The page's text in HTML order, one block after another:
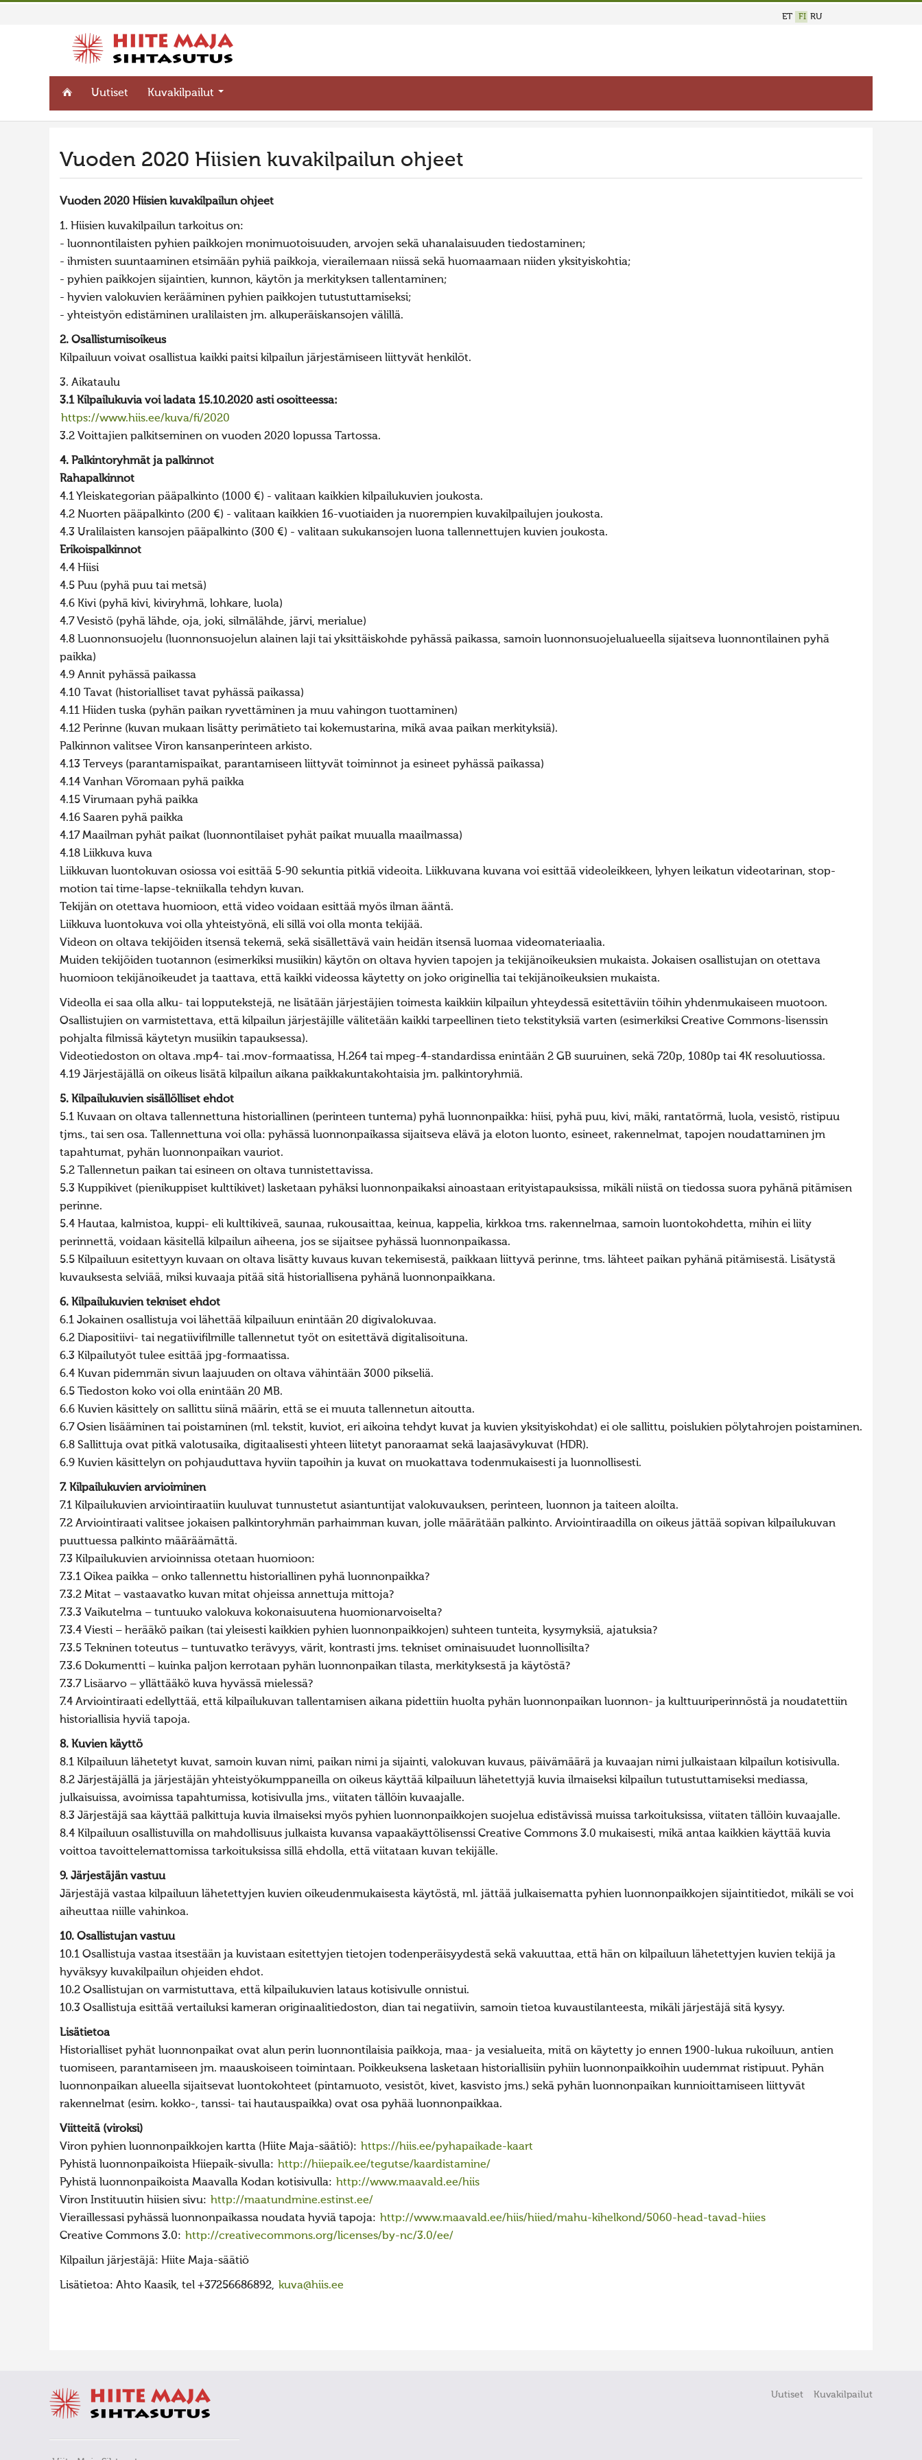
ET FI RU
Uutiset Kuvakilpailut
Vuoden 2020 Hiisien kuvakilpailun ohjeet
Vuoden 2020 Hiisien kuvakilpailun ohjeet
1. Hiisien kuvakilpailun tarkoitus on:
- luonnontilaisten pyhien paikkojen monimuotoisuuden, arvojen sekä uhanalaisuuden tiedostaminen;
- ihmisten suuntaaminen etsimään pyhiä paikkoja, vierailemaan niissä sekä huomaamaan niiden yksityiskohtia;
- pyhien paikkojen sijaintien, kunnon, käytön ja merkityksen tallentaminen;
- hyvien valokuvien kerääminen pyhien paikkojen tutustuttamiseksi;
- yhteistyön edistäminen uralilaisten jm. alkuperäiskansojen välillä.
2. Osallistumisoikeus
Kilpailuun voivat osallistua kaikki paitsi kilpailun järjestämiseen liittyvät henkilöt.
3. Aikataulu
3.1 Kilpailukuvia voi ladata 15.10.2020 asti osoitteessa:
https://www.hiis.ee/kuva/fi/2020
3.2 Voittajien palkitseminen on vuoden 2020 lopussa Tartossa.
4. Palkintoryhmät ja palkinnot
Rahapalkinnot
4.1 Yleiskategorian pääpalkinto (1000 €) - valitaan kaikkien kilpailukuvien joukosta.
4.2 Nuorten pääpalkinto (200 €) - valitaan kaikkien 16-vuotiaiden ja nuorempien kuvakilpailujen joukosta.
4.3 Uralilaisten kansojen pääpalkinto (300 €) - valitaan sukukansojen luona tallennettujen kuvien joukosta.
Erikoispalkinnot
4.4 Hiisi
4.5 Puu (pyhä puu tai metsä)
4.6 Kivi (pyhä kivi, kiviryhmä, lohkare, luola)
4.7 Vesistö (pyhä lähde, oja, joki, silmälähde, järvi, merialue)
4.8 Luonnonsuojelu (luonnonsuojelun alainen laji tai yksittäiskohde pyhässä paikassa, samoin luonnonsuojelualueella sijaitseva luonnontilainen pyhä
paikka)
4.9 Annit pyhässä paikassa
4.10 Tavat (historialliset tavat pyhässä paikassa)
4.11 Hiiden tuska (pyhän paikan ryvettäminen ja muu vahingon tuottaminen)
4.12 Perinne (kuvan mukaan lisätty perimätieto tai kokemustarina, mikä avaa paikan merkityksiä).
Palkinnon valitsee Viron kansanperinteen arkisto.
4.13 Terveys (parantamispaikat, parantamiseen liittyvät toiminnot ja esineet pyhässä paikassa)
4.14 Vanhan Võromaan pyhä paikka
4.15 Virumaan pyhä paikka
4.16 Saaren pyhä paikka
4.17 Maailman pyhät paikat (luonnontilaiset pyhät paikat muualla maailmassa)
4.18 Liikkuva kuva
Liikkuvan luontokuvan osiossa voi esittää 5-90 sekuntia pitkiä videoita. Liikkuvana kuvana voi esittää videoleikkeen, lyhyen leikatun videotarinan, stop-
motion tai time-lapse-tekniikalla tehdyn kuvan.
Tekijän on otettava huomioon, että video voidaan esittää myös ilman ääntä.
Liikkuva luontokuva voi olla yhteistyönä, eli sillä voi olla monta tekijää.
Videon on oltava tekijöiden itsensä tekemä, sekä sisällettävä vain heidän itsensä luomaa videomateriaalia.
Muiden tekijöiden tuotannon (esimerkiksi musiikin) käytön on oltava hyvien tapojen ja tekijänoikeuksien mukaista. Jokaisen osallistujan on otettava
huomioon tekijänoikeudet ja taattava, että kaikki videossa käytetty on joko originellia tai tekijänoikeuksien mukaista.
Videolla ei saa olla alku- tai lopputekstejä, ne lisätään järjestäjien toimesta kaikkiin kilpailun yhteydessä esitettäviin töihin yhdenmukaiseen muotoon.
Osallistujien on varmistettava, että kilpailun järjestäjille välitetään kaikki tarpeellinen tieto tekstityksiä varten (esimerkiksi Creative Commons-lisenssin
pohjalta filmissä käytetyn musiikin tapauksessa).
Videotiedoston on oltava .mp4- tai .mov-formaatissa, H.264 tai mpeg-4-standardissa enintään 2 GB suuruinen, sekä 720p, 1080p tai 4K resoluutiossa.
4.19 Järjestäjällä on oikeus lisätä kilpailun aikana paikkakuntakohtaisia jm. palkintoryhmiä.
5. Kilpailukuvien sisällölliset ehdot
5.1 Kuvaan on oltava tallennettuna historiallinen (perinteen tuntema) pyhä luonnonpaikka: hiisi, pyhä puu, kivi, mäki, rantatörmä, luola, vesistö, ristipuu
tjms., tai sen osa. Tallennettuna voi olla: pyhässä luonnonpaikassa sijaitseva elävä ja eloton luonto, esineet, rakennelmat, tapojen noudattaminen jm
tapahtumat, pyhän luonnonpaikan vauriot.
5.2 Tallennetun paikan tai esineen on oltava tunnistettavissa.
5.3 Kuppikivet (pienikuppiset kulttikivet) lasketaan pyhäksi luonnonpaikaksi ainoastaan erityistapauksissa, mikäli niistä on tiedossa suora pyhänä pitämisen
perinne.
5.4 Hautaa, kalmistoa, kuppi- eli kulttikiveä, saunaa, rukousaittaa, keinua, kappelia, kirkkoa tms. rakennelmaa, samoin luontokohdetta, mihin ei liity
perinnettä, voidaan käsitellä kilpailun aiheena, jos se sijaitsee pyhässä luonnonpaikassa.
5.5 Kilpailuun esitettyyn kuvaan on oltava lisätty kuvaus kuvan tekemisestä, paikkaan liittyvä perinne, tms. lähteet paikan pyhänä pitämisestä. Lisätystä
kuvauksesta selviää, miksi kuvaaja pitää sitä historiallisena pyhänä luonnonpaikkana.
6. Kilpailukuvien tekniset ehdot
6.1 Jokainen osallistuja voi lähettää kilpailuun enintään 20 digivalokuvaa.
6.2 Diapositiivi- tai negatiivifilmille tallennetut työt on esitettävä digitalisoituna.
6.3 Kilpailutyöt tulee esittää jpg-formaatissa.
6.4 Kuvan pidemmän sivun laajuuden on oltava vähintään 3000 pikseliä.
6.5 Tiedoston koko voi olla enintään 20 MB.
6.6 Kuvien käsittely on sallittu siinä määrin, että se ei muuta tallennetun aitoutta.
6.7 Osien lisääminen tai poistaminen (ml. tekstit, kuviot, eri aikoina tehdyt kuvat ja kuvien yksityiskohdat) ei ole sallittu, poislukien pölytahrojen poistaminen.
6.8 Sallittuja ovat pitkä valotusaika, digitaalisesti yhteen liitetyt panoraamat sekä laajasävykuvat (HDR).
6.9 Kuvien käsittelyn on pohjauduttava hyviin tapoihin ja kuvat on muokattava todenmukaisesti ja luonnollisesti.
7. Kilpailukuvien arvioiminen
7.1 Kilpailukuvien arviointiraatiin kuuluvat tunnustetut asiantuntijat valokuvauksen, perinteen, luonnon ja taiteen aloilta.
7.2 Arviointiraati valitsee jokaisen palkintoryhmän parhaimman kuvan, jolle määrätään palkinto. Arviointiraadilla on oikeus jättää sopivan kilpailukuvan
puuttuessa palkinto määräämättä.
7.3 Kilpailukuvien arvioinnissa otetaan huomioon:
7.3.1 Oikea paikka – onko tallennettu historiallinen pyhä luonnonpaikka?
7.3.2 Mitat – vastaavatko kuvan mitat ohjeissa annettuja mittoja?
7.3.3 Vaikutelma – tuntuuko valokuva kokonaisuutena huomionarvoiselta?
7.3.4 Viesti – herääkö paikan (tai yleisesti kaikkien pyhien luonnonpaikkojen) suhteen tunteita, kysymyksiä, ajatuksia?
7.3.5 Tekninen toteutus – tuntuvatko terävyys, värit, kontrasti jms. tekniset ominaisuudet luonnollisilta?
7.3.6 Dokumentti – kuinka paljon kerrotaan pyhän luonnonpaikan tilasta, merkityksestä ja käytöstä?
7.3.7 Lisäarvo – yllättääkö kuva hyvässä mielessä?
7.4 Arviointiraati edellyttää, että kilpailukuvan tallentamisen aikana pidettiin huolta pyhän luonnonpaikan luonnon- ja kulttuuriperinnöstä ja noudatettiin
historiallisia hyviä tapoja.
8. Kuvien käyttö
8.1 Kilpailuun lähetetyt kuvat, samoin kuvan nimi, paikan nimi ja sijainti, valokuvan kuvaus, päivämäärä ja kuvaajan nimi julkaistaan kilpailun kotisivulla.
8.2 Järjestäjällä ja järjestäjän yhteistyökumppaneilla on oikeus käyttää kilpailuun lähetettyjä kuvia ilmaiseksi kilpailun tutustuttamiseksi mediassa,
julkaisuissa, avoimissa tapahtumissa, kotisivulla jms., viitaten tällöin kuvaajalle.
8.3 Järjestäjä saa käyttää palkittuja kuvia ilmaiseksi myös pyhien luonnonpaikkojen suojelua edistävissä muissa tarkoituksissa, viitaten tällöin kuvaajalle.
8.4 Kilpailuun osallistuvilla on mahdollisuus julkaista kuvansa vapaakäyttölisenssi Creative Commons 3.0 mukaisesti, mikä antaa kaikkien käyttää kuvia
voittoa tavoittelemattomissa tarkoituksissa sillä ehdolla, että viitataan kuvan tekijälle.
9. Järjestäjän vastuu
Järjestäjä vastaa kilpailuun lähetettyjen kuvien oikeudenmukaisesta käytöstä, ml. jättää julkaisematta pyhien luonnonpaikkojen sijaintitiedot, mikäli se voi
aiheuttaa niille vahinkoa.
10. Osallistujan vastuu
10.1 Osallistuja vastaa itsestään ja kuvistaan esitettyjen tietojen todenperäisyydestä sekä vakuuttaa, että hän on kilpailuun lähetettyjen kuvien tekijä ja
hyväksyy kuvakilpailun ohjeiden ehdot.
10.2 Osallistujan on varmistuttava, että kilpailukuvien lataus kotisivulle onnistui.
10.3 Osallistuja esittää vertailuksi kameran originaalitiedoston, dian tai negatiivin, samoin tietoa kuvaustilanteesta, mikäli järjestäjä sitä kysyy.
Lisätietoa
Historialliset pyhät luonnonpaikat ovat alun perin luonnontilaisia paikkoja, maa- ja vesialueita, mitä on käytetty jo ennen 1900-lukua rukoiluun, antien
tuomiseen, parantamiseen jm. maauskoiseen toimintaan. Poikkeuksena lasketaan historiallisiin pyhiin luonnonpaikkoihin uudemmat ristipuut. Pyhän
luonnonpaikan alueella sijaitsevat luontokohteet (pintamuoto, vesistöt, kivet, kasvisto jms.) sekä pyhän luonnonpaikan kunnioittamiseen liittyvät
rakennelmat (esim. kokko-, tanssi- tai hautauspaikka) ovat osa pyhää luonnonpaikkaa.
Viitteitä (viroksi)
Viron pyhien luonnonpaikkojen kartta (Hiite Maja-säätiö): https://hiis.ee/pyhapaikade-kaart
Pyhistä luonnonpaikoista Hiiepaik-sivulla: http://hiiepaik.ee/tegutse/kaardistamine/
Pyhistä luonnonpaikoista Maavalla Kodan kotisivulla: http://www.maavald.ee/hiis
Viron Instituutin hiisien sivu: http://maatundmine.estinst.ee/
Vieraillessasi pyhässä luonnonpaikassa noudata hyviä tapoja: http://www.maavald.ee/hiis/hiied/mahu-kihelkond/5060-head-tavad-hiies
Creative Commons 3.0: http://creativecommons.org/licenses/by-nc/3.0/ee/
Kilpailun järjestäjä: Hiite Maja-säätiö
Lisätietoa: Ahto Kaasik, tel +37256686892, kuva@hiis.ee
Uutiset Kuvakilpailut